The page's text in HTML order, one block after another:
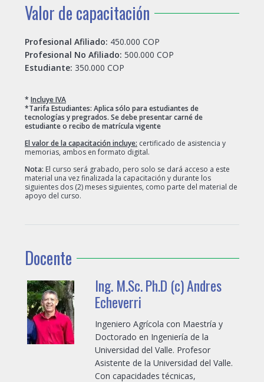
Valor de capacitación
Profesional Afiliado: 450.000 COP
Profesional No Afiliado: 500.000 COP
Estudiante: 350.000 COP
* Incluye IVA
*Tarifa Estudiantes: Aplica sólo para estudiantes de
tecnologías y pregrados. Se debe presentar carné de
estudiante o recibo de matrícula vigente
El valor de la capacitación incluye: certificado de asistencia y
memorias, ambos en formato digital.
Nota: El curso será grabado, pero solo se dará acceso a este
material una vez finalizada la capacitación y durante los
siguientes dos (2) meses siguientes, como parte del material de
apoyo del curso.
Docente
Ing. M.Sc. Ph.D (c) Andres
Echeverri
Ingeniero Agrícola con Maestría y
Doctorado en Ingeniería de la
Universidad del Valle. Profesor
Asistente de la Universidad del Valle.
Con capacidades técnicas,